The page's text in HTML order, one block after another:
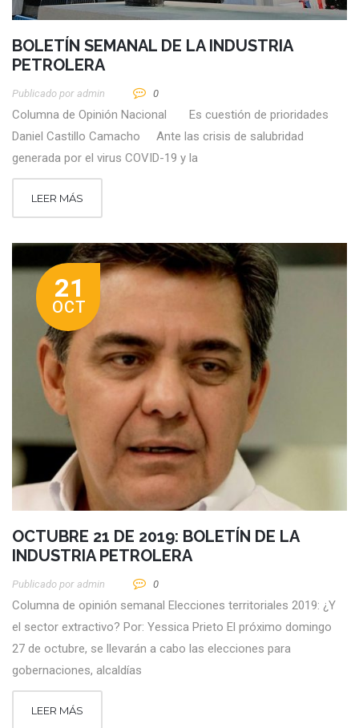
BOLETÍN SEMANAL DE LA INDUSTRIA
PETROLERA
Publicado por Admin 0
Columna de Opinión Nacional Es cuestión de prioridades
Daniel Castillo Camacho Ante las crisis de salubridad
generada por el virus COVID-19 y la
LEER MÁS
21
OCT
OCTUBRE 21 DE 2019: BOLETÍN DE LA
INDUSTRIA PETROLERA
Publicado por Admin 0
Columna de opinión semanal Elecciones territoriales 2019: ¿Y
el sector extractivo? Por: Yessica Prieto El próximo domingo
27 de octubre, se llevarán a cabo las elecciones para
gobernaciones, alcaldías
LEER MÁS